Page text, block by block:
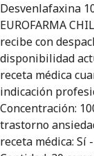
Desvenlafaxina
EUROFARMA
recibe con
disponibilidad
receta médica
indicación
Concentración:
trastorno
receta médica: Sí